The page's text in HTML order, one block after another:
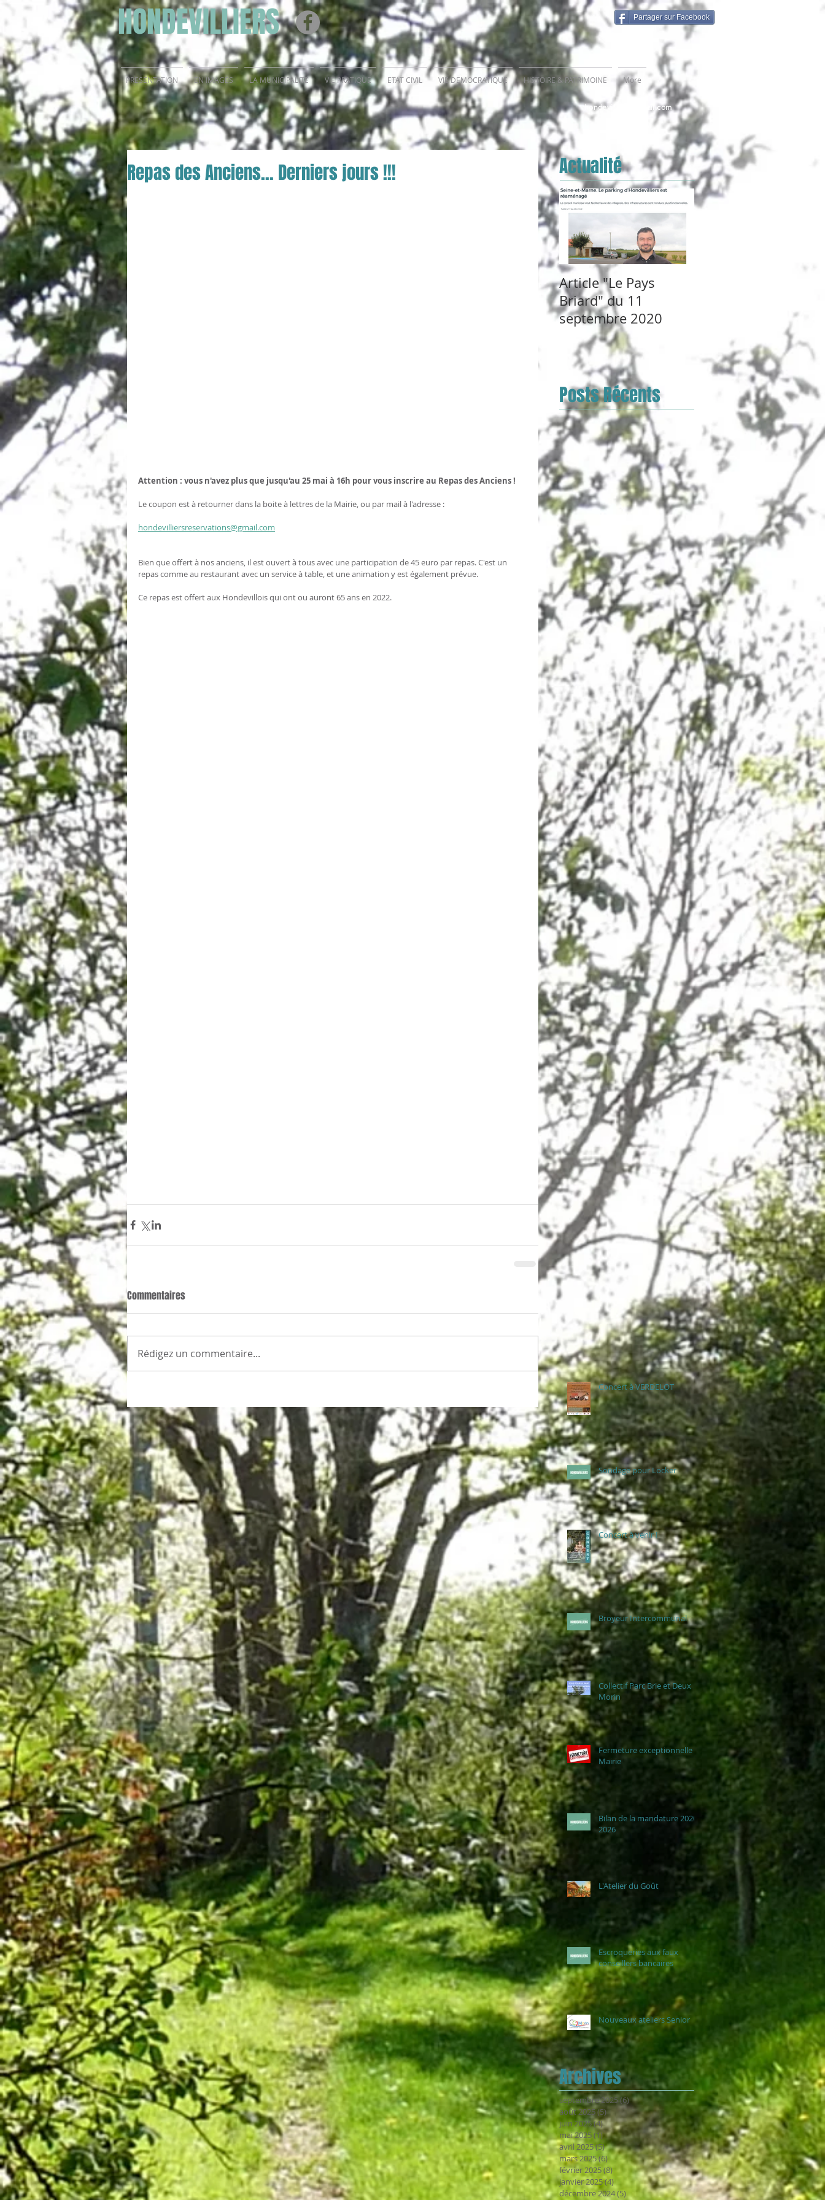
HONDEVILLIERS Partager sur Facebook
PRESENTATION EN IMAGES LA MUNICIPALITE VIE PRATIQUE ETAT CIVIL VIE DEMOCRATIQUE HISTOIRE & PATRIMOINE More
hondevilliers@gmail.com
Repas des Anciens... Derniers jours !!!
Attention : vous n'avez plus que jusqu'au 25 mai à 16h pour vous inscrire au Repas des Anciens !
Le coupon est à retourner dans la boite à lettres de la Mairie, ou par mail à l'adresse :
hondevilliersreservations@gmail.com
Bien que offert à nos anciens, il est ouvert à tous avec une participation de 45 euro par repas. C'est un
repas comme au restaurant avec un service à table, et une animation y est également prévue.
Ce repas est offert aux Hondevillois qui ont ou auront 65 ans en 2022.
Commentaires
Rédigez un commentaire...
Actualité
Article "Le Pays
Briard" du 11
septembre 2020
Posts Récents
Concert à VERDELOT
Sondage pour Locker
Concert à venir !
Broyeur Intercommunal
Collectif Parc Brie et Deux
Morin
Fermeture exceptionnelle
Mairie
Bilan de la mandature 2020-
2026
L'Atelier du Goût
Escroqueries aux faux
conseillers bancaires
Nouveaux ateliers Senior
Archives
septembre 2025(6)6 posts
août 2025(5) 5 posts
juin 2025(4)4 posts
mai 2025(1)1 post
avril 2025(5)5 posts
mars 2025(6) 6 posts
février 2025(8)8 posts
janvier 2025(4)4 posts
décembre 2024(5)5 posts